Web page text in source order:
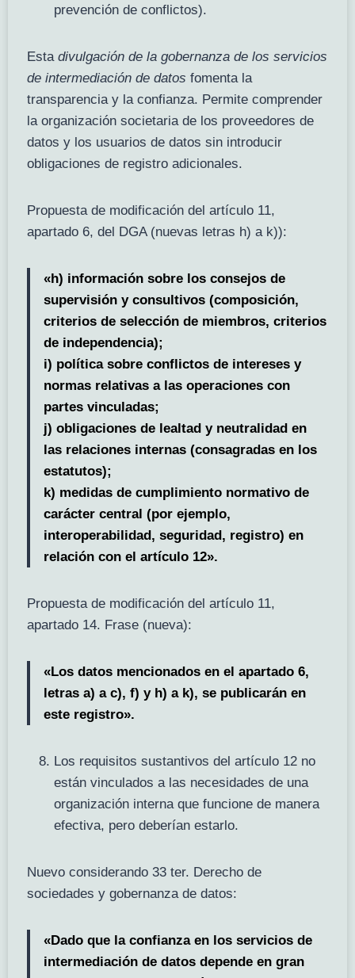
prevención de conflictos).
Esta divulgación de la gobernanza de los servicios
de intermediación de datos fomenta la
transparencia y la confianza. Permite comprender
la organización societaria de los proveedores de
datos y los usuarios de datos sin introducir
obligaciones de registro adicionales.
Propuesta de modificación del artículo 11,
apartado 6, del DGA (nuevas letras h) a k)):
«h) información sobre los consejos de
supervisión y consultivos (composición,
criterios de selección de miembros, criterios
de independencia);
i) política sobre conflictos de intereses y
normas relativas a las operaciones con
partes vinculadas;
j) obligaciones de lealtad y neutralidad en
las relaciones internas (consagradas en los
estatutos);
k) medidas de cumplimiento normativo de
carácter central (por ejemplo,
interoperabilidad, seguridad, registro) en
relación con el artículo 12».
Propuesta de modificación del artículo 11,
apartado 14. Frase (nueva):
«Los datos mencionados en el apartado 6,
letras a) a c), f) y h) a k), se publicarán en
este registro».
Los requisitos sustantivos del artículo 12 no
están vinculados a las necesidades de una
organización interna que funcione de manera
efectiva, pero deberían estarlo.
Nuevo considerando 33 ter. Derecho de
sociedades y gobernanza de datos:
«Dado que la confianza en los servicios de
intermediación de datos depende en gran